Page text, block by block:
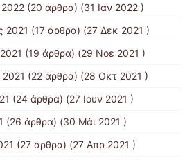
2022 (20 άρθρα) (31 Ιαν 2022 )
2021 (17 άρθρα) (27 Δεκ 2021 )
(19 άρθρα) (29 Νοε 2021 )
(22 άρθρα) (28 Οκτ 2021 )
(24 άρθρα) (27 Ιουν 2021 )
(26 άρθρα) (30 Μάι 2021 )
(27 άρθρα) (27 Απρ 2021 )